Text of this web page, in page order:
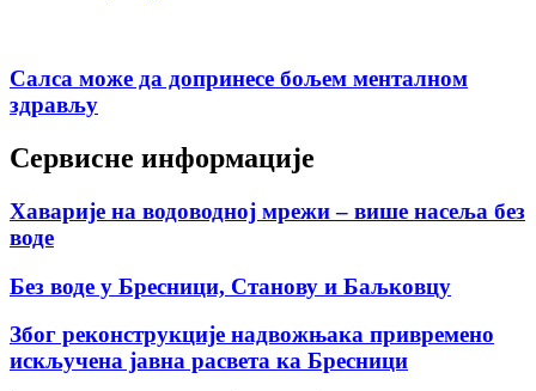
Салса може да допринесе бољем менталном
здрављу
Сервисне информације
Хаварије на водоводној мрежи – више насеља без
воде
Без воде у Бресници, Станову и Баљковцу
Због реконструкције надвожњака привремено
искључена јавна расвета ка Бресници